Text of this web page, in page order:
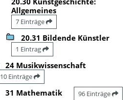
Allgemeines
7 Einträge
20.31 Bildende Künstler
1 Eintrag
24 Musikwissenschaft
10 Einträge
31 Mathematik 96 Einträge